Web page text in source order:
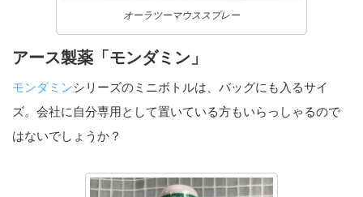
オーラツーマウススプレー
アース製薬「モンダミン」
モンダミンシリーズのミニボトルは、バッグにも入るサイ
ズ。会社に自分専用として置いている方もいらっしゃるので
はないでしょうか？